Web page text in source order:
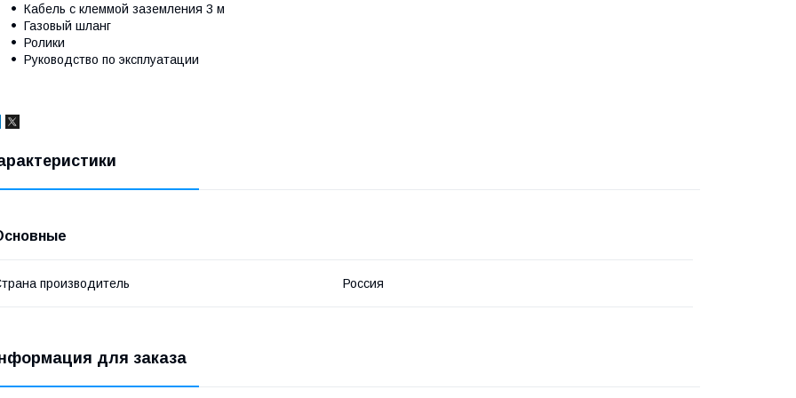
Кабель с клеммой заземления 3 м
Газовый шланг
Ролики
Руководство по эксплуатации
производитель Россия
для заказа